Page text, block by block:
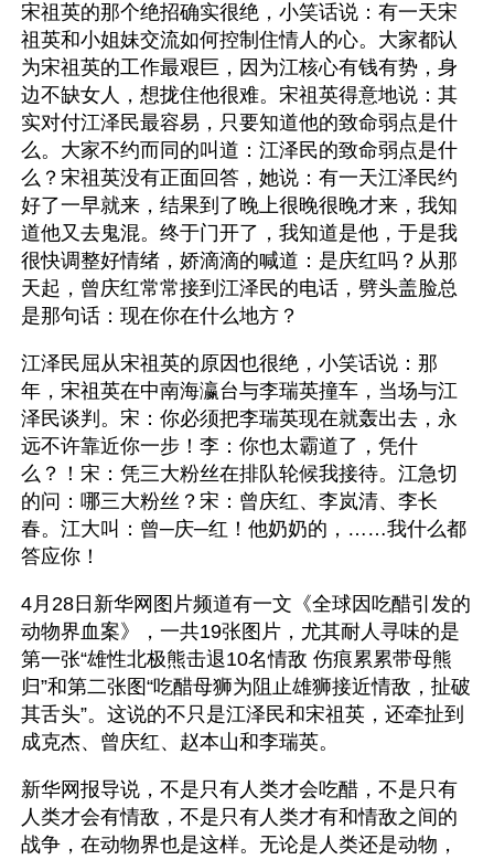
宋祖英的那个绝招确实很绝，小笑话说：有一天宋
祖英和小姐妹交流如何控制住情人的心。大家都认
为宋祖英的工作最艰巨，因为江核心有钱有势，身
边不缺女人，想拢住他很难。宋祖英得意地说：其
实对付江泽民最容易，只要知道他的致命弱点是什
么。大家不约而同的叫道：江泽民的致命弱点是什
么？宋祖英没有正面回答，她说：有一天江泽民约
好了一早就来，结果到了晚上很晚很晚才来，我知
道他又去鬼混。终于门开了，我知道是他，于是我
很快调整好情绪，娇滴滴的喊道：是庆红吗？从那
天起，曾庆红常常接到江泽民的电话，劈头盖脸总
是那句话：现在你在什么地方？
江泽民屈从宋祖英的原因也很绝，小笑话说：那
年，宋祖英在中南海瀛台与李瑞英撞车，当场与江
泽民谈判。宋：你必须把李瑞英现在就轰出去，永
远不许靠近你一步！李：你也太霸道了，凭什
么？！宋：凭三大粉丝在排队轮候我接待。江急切
的问：哪三大粉丝？宋：曾庆红、李岚清、李长
春。江大叫：曾─庆─红！他奶奶的，……我什么都
答应你！
4月28日新华网图片频道有一文《全球因吃醋引发的
动物界血案》，一共19张图片，尤其耐人寻味的是
第一张“雄性北极熊击退10名情敌 伤痕累累带母熊
归”和第二张图“吃醋母狮为阻止雄狮接近情敌，扯破
其舌头”。这说的不只是江泽民和宋祖英，还牵扯到
成克杰、曾庆红、赵本山和李瑞英。
新华网报导说，不是只有人类才会吃醋，不是只有
人类才会有情敌，不是只有人类才有和情敌之间的
战争，在动物界也是这样。无论是人类还是动物，